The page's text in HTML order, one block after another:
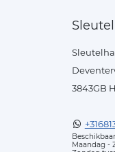
3843GB
Maandag -